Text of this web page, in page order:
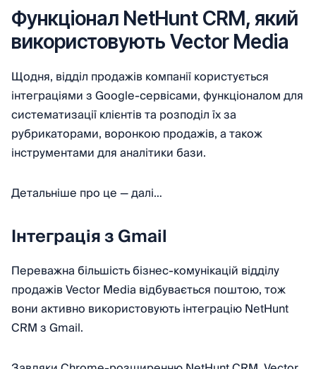
Функціонал NetHunt CRM, який
використовують Vector Media
Щодня, відділ продажів компанії користується
інтеграціями з Google-сервісами, функціоналом для
систематизації клієнтів та розподіл їх за
рубрикаторами, воронкою продажів, а також
інструментами для аналітики бази.
Детальніше про це — далі…
Інтеграція з Gmail
Переважна більшість бізнес-комунікацій відділу
продажів Vector Media відбувається поштою, тож
вони активно використовують інтеграцію NetHunt
CRM з Gmail.